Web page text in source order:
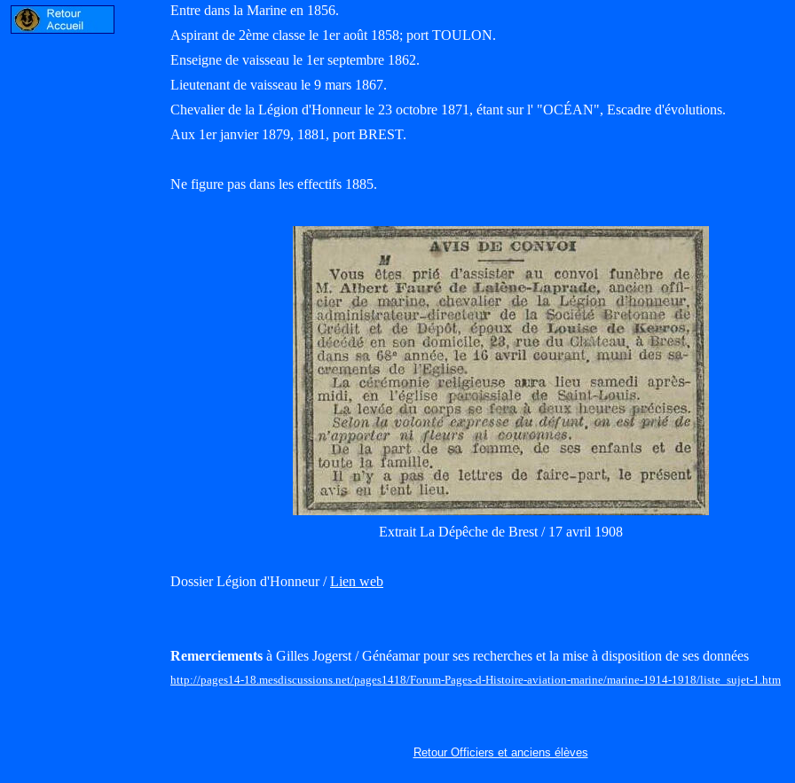
Entre dans la Marine en 1856.
Aspirant de 2ème classe le 1er août 1858; port TOULON.
Enseigne de vaisseau le 1er septembre 1862.
Lieutenant de vaisseau le 9 mars 1867.
Chevalier de la Légion d'Honneur le 23 octobre 1871, étant sur l' "OCÉAN", Escadre d'évolutions.
Aux 1er janvier 1879, 1881, port BREST.
Ne figure pas dans les effectifs 1885.
Extrait La Dépêche de Brest / 17 avril 1908
Dossier Légion d'Honneur /Lien web
Remerciements à Gilles Jogerst / Généamar pour ses recherches et la mise à disposition de ses données
http://pages14-18.mesdiscussions.net/pages1418/Forum-Pages-d-Histoire-aviation-marine/marine-1914-1918/liste_sujet-1.htm
Retour Officiers et anciens élèves